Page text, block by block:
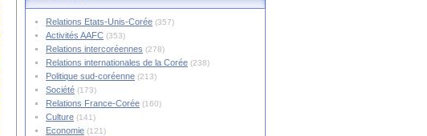
Relations Etats-Unis-Corée (357)
Activités AAFC (353)
Relations intercoréennes (278)
Relations internationales de la Corée (238)
Politique sud-coréenne (213)
Société (173)
Relations France-Corée (160)
Culture (141)
Economie (121)